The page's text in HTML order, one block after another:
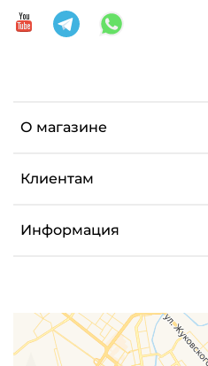
О магазине
Клиентам
Информация